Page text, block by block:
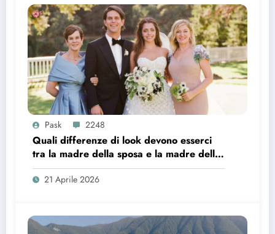
Pask 2248
Quali differenze di look devono esserci
tra la madre della sposa e la madre dello
sposo?
21 Aprile 2026